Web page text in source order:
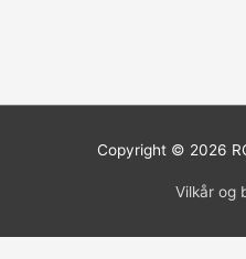
Copyright © 2026
Vilkår og